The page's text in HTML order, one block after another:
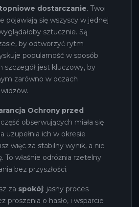
dostarczanie. Twoi
pojawiają się wszyscy w jednej
sztucznie. Są
by odtworzyć rytm
popularność w sposób
szczegół jest kluczowy, by
zarówno w oczach
Ochrony przed
obserwujących miała się
uzupełnia ich w okresie
więc za stabilny wynik, a nie
To właśnie odróżnia rzetelny
bez przyszłości.
za spokój: jasny proces
proszenia o hasło, i wsparcie